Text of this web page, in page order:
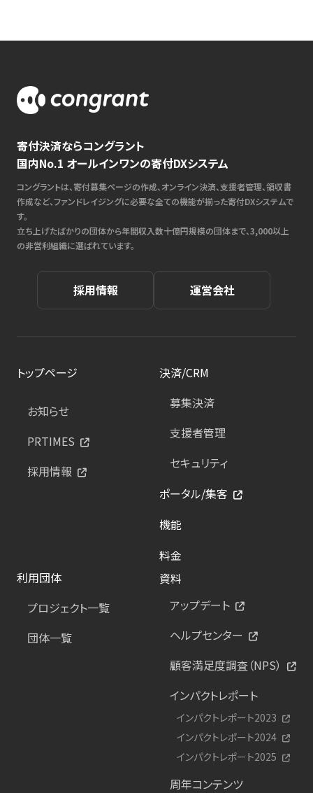
寄付決済ならコングラント
国内No.1 オールインワンの寄付DXシステム
コングラントは、寄付募集ページの作成、オンライン決済、支援者管理、領収書
作成など、ファンドレイジングに必要な全ての機能が揃った寄付DXシステムで
す。
立ち上げたばかりの団体から年間収入数十億円規模の団体まで、3,000以上
の非営利組織に選ばれています。
採用情報 運営会社
トップページ
お知らせ
PRTIMES
採用情報
決済/CRM
募集決済
支援者管理
セキュリティ
ポータル/集客
機能
料金
利用団体
プロジェクト一覧
団体一覧
資料
アップデート
ヘルプセンター
顧客満足度調査（NPS）
インパクトレポート
インパクトレポート2023
インパクトレポート2024
インパクトレポート2025
周年コンテンツ